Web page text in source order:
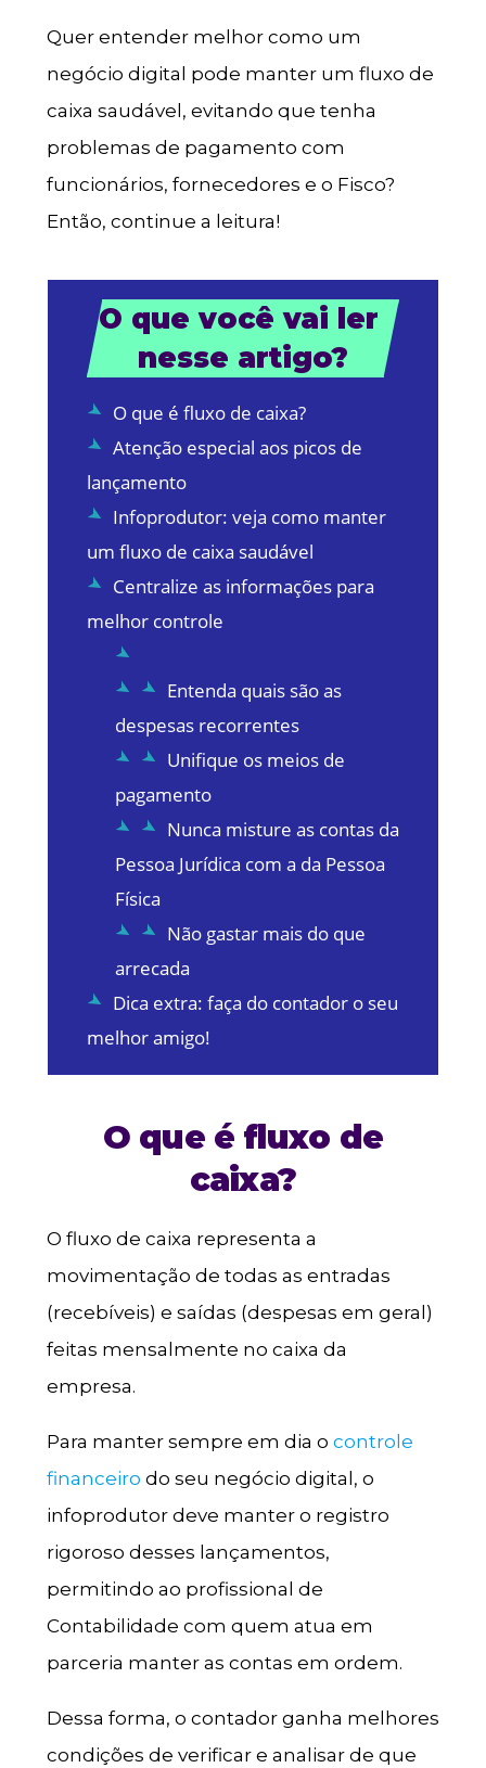
Quer entender melhor como um
negócio digital pode manter um fluxo de
caixa saudável, evitando que tenha
problemas de pagamento com
funcionários, fornecedores e o Fisco?
Então, continue a leitura!
O que você vai ler
nesse artigo?
O que é fluxo de caixa?
Atenção especial aos picos de
lançamento
Infoprodutor: veja como manter
um fluxo de caixa saudável
Centralize as informações para
melhor controle
Entenda quais são as
despesas recorrentes
Unifique os meios de
pagamento
Nunca misture as contas da
Pessoa Jurídica com a da Pessoa
Física
Não gastar mais do que
arrecada
Dica extra: faça do contador o seu
melhor amigo!
O que é fluxo de
caixa?
O fluxo de caixa representa a
movimentação de todas as entradas
(recebíveis) e saídas (despesas em geral)
feitas mensalmente no caixa da
empresa.
Para manter sempre em dia o controle
financeiro do seu negócio digital, o
infoprodutor deve manter o registro
rigoroso desses lançamentos,
permitindo ao profissional de
Contabilidade com quem atua em
parceria manter as contas em ordem.
Dessa forma, o contador ganha melhores
condições de verificar e analisar de que